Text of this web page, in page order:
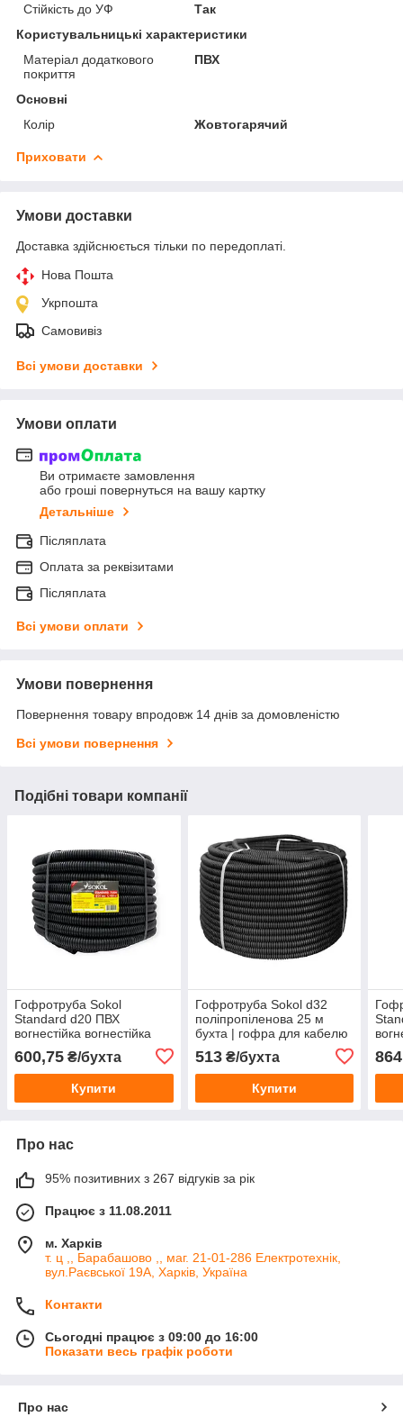
Стійкість до УФ
Так
Користувальницькі характеристики
Матеріал додаткового
покриття
ПВХ
Основні
Колір
Жовтогарячий
Приховати
Умови доставки
Доставка здійснюється тільки по передоплаті.
Нова Пошта
Укрпошта
Самовивіз
Всі умови доставки
Умови оплати
Ви отримаєте замовлення
або гроші повернуться на вашу картку
Детальніше
Післяплата
Оплата за реквізитами
Післяплата
Всі умови оплати
Умови повернення
Повернення товару впродовж 14 днів за домовленістю
Всі умови повернення
Подібні товари компанії
Гофротруба Sokol
Standard d20 ПВХ
вогнестійка вогнестійка
600,75 ₴/бухта
Купити
Гофротруба Sokol d32
поліпропіленова 25 м
бухта | гофра для кабелю
513₴/бухта
Купити
864
Про нас
95% позитивних з 267 відгуків за рік
Працює з 11.08.2011
м. Харків
т. ц ,, Барабашово ,, маг. 21-01-286 Електротехнік,
вул.Раєвської 19А, Харків, Україна
Контакти
Сьогодні працює з 09:00 до 16:00
Показати весь графік роботи
Про нас